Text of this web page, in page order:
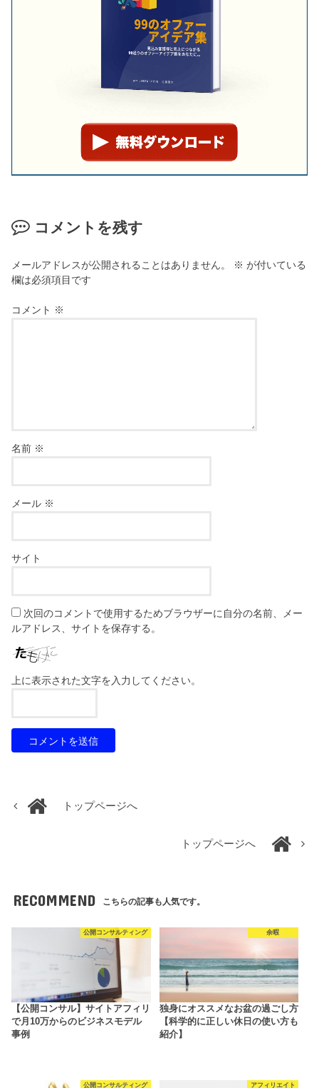
コメントを残す
メールアドレスが公開されることはありません。 ※ が付いている
欄は必須項目です
コメント ※
名前 ※
メール ※
サイト
次回のコメントで使用するためブラウザーに自分の名前、メー
ルアドレス、サイトを保存する。
上に表示された文字を入力してください。
トップページへ
トップページへ
RECOMMEND こちらの記事も人気です。
公開コンサルティング
【公開コンサル】サイトアフィリ
で月10万からのビジネスモデル
事例
余暇
独身にオススメなお盆の過ごし方
【科学的に正しい休日の使い方も
紹介】
公開コンサルティング アフィリエイト